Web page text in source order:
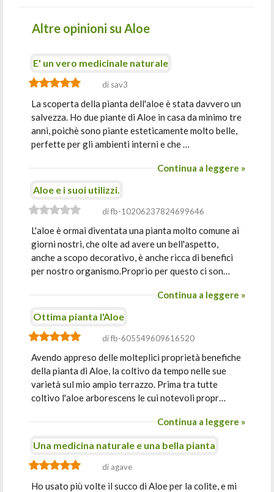
Altre opinioni su Aloe
E' un vero medicinale naturale
di sav3
La scoperta della pianta dell'aloe è stata davvero un
salvezza. Ho due piante di Aloe in casa da minimo tre
anni, poichè sono piante esteticamente molto belle,
perfette per gli ambienti interni e che …
Continua a leggere »
Aloe e i suoi utilizzi.
di fb-10206237824699646
L'aloe è ormai diventata una pianta molto comune ai
giorni nostri, che olte ad avere un bell'aspetto,
anche a scopo decorativo, è anche ricca di benefici
per nostro organismo.Proprio per questo ci son…
Continua a leggere »
Ottima pianta l'Aloe
di fb-605549609616520
Avendo appreso delle molteplici proprietà benefiche
della pianta di Aloe, la coltivo da tempo nelle sue
varietà sul mio ampio terrazzo. Prima tra tutte
coltivo l'aloe arborescens le cui notevoli propr…
Continua a leggere »
Una medicina naturale e una bella pianta
di agave
Ho usato più volte il succo di Aloe per la colite, e mi